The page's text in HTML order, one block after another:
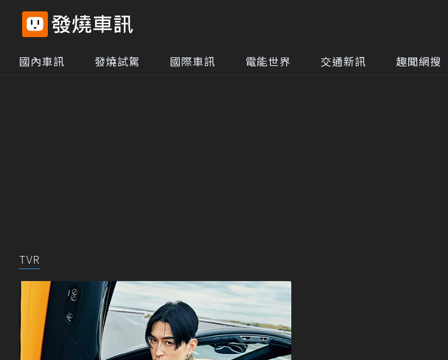
國內車訊 發燒試駕 國際車訊 電能世界 交通新訊 趣聞網搜
TVR